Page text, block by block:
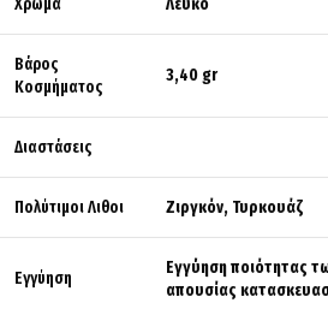
Χρώμα Λευκό
Βάρος
Κοσμήματος
3,40 gr
Διαστάσεις
Πολύτιμοι Λιθοι Ζιργκόν, Τυρκουάζ
Εγγύηση
Εγγύηση ποιότητας
απουσίας